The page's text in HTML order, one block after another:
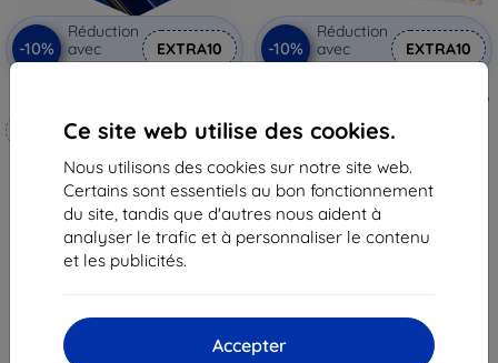
Ce site web utilise des cookies.
Nous utilisons des cookies sur notre site web.
Certains sont essentiels au bon fonctionnement
du site, tandis que d'autres nous aident à
analyser le trafic et à personnaliser le contenu
et les publicités.
Accepter
-10%
Réduction
avec
coupon
EXTRA10
Fabriqué sur mesure
20,90 €
18,82 €
En stock 4 pièces
-10%
Réduction
avec
coupon
EXTRA10
3MK FlexibleGlass Realme Narzo
(5903108371544)
7,10 €
En stock 2 pièces
du total